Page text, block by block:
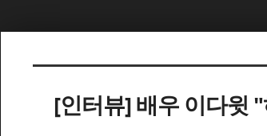
[인터뷰] 배우 이다윗
북5